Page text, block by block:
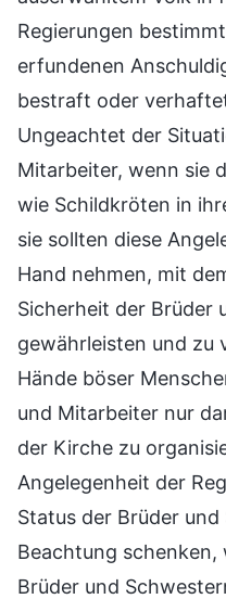
Regierungen
erfundenen
bestraft oder
Ungeachtet der
Mitarbeiter, wenn sie
wie Schildkröten in
sie sollten diese
Hand nehmen, mit
Sicherheit der Brüder
gewährleisten und zu
Hände böser
und Mitarbeiter nur
der Kirche zu
Angelegenheit der
Status der Brüder
Beachtung
Brüder und